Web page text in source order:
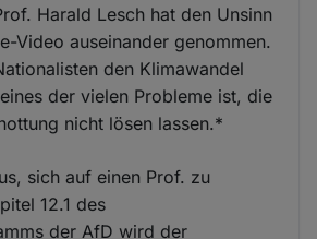
Harald Lesch hat den Unsinn
Video auseinander genommen.
den Klimawandel
der vielen Probleme ist, die
nicht lösen lassen.*
sich auf einen Prof. zu
12.1 des
der AfD wird der